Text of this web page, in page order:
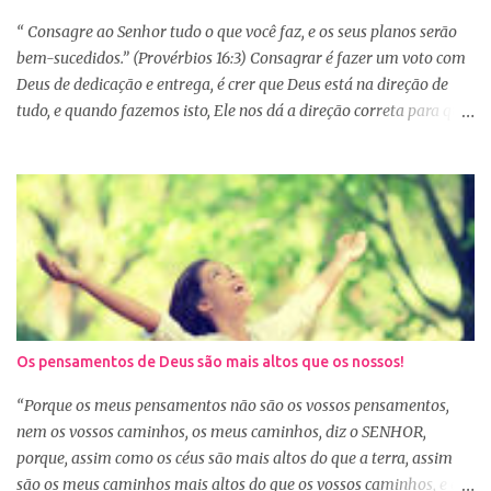
primeiro de janeiro, mas como não estão acostumas com a leitura
e também com a dificuldade de entendi...
“ Consagre ao Senhor tudo o que você faz, e os seus planos serão
bem-sucedidos.” (Provérbios 16:3) Consagrar é fazer um voto com
Deus de dedicação e entrega, é crer que Deus está na direção de
tudo, e quando fazemos isto, Ele nos dá a direção correta para que
agirmos dessa forma seremos bem-sucedidas. E o que é ser bem-
sucedido? Para o mundo é aquele que alcança o sucesso com o
trabalho de suas próprias mãos, glorificando a si mesmo. Porém
para aquele que consagra tudo a Deus, o conceito é outro. Quando
consagramos nossa vida e nossos planos a Deus, ficamos
aguardando a Sua resposta que muitas vezes não é bem o que o
nosso coração desejava, mas é o desejo do coração de Deus. E
sabemos que Deus é perfeito e tem o melhor para nós. Consagrar
tudo a Deus e fazer a Sua vontade, é a garantia de que tudo dará
certo. Logo pela manhã, consagre s...
Os pensamentos de Deus são mais altos que os nossos!
“Porque os meus pensamentos não são os vossos pensamentos,
nem os vossos caminhos, os meus caminhos, diz o SENHOR,
porque, assim como os céus são mais altos do que a terra, assim
são os meus caminhos mais altos do que os vossos caminhos, e os